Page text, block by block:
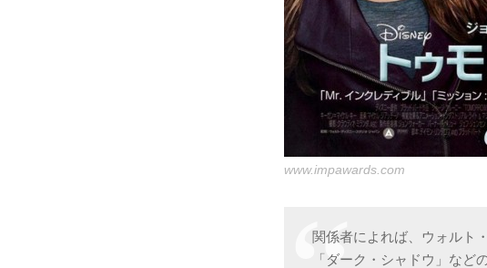
www.impawards.com
関係者によれば、ウォルト
「ダーク・シャドウ」な